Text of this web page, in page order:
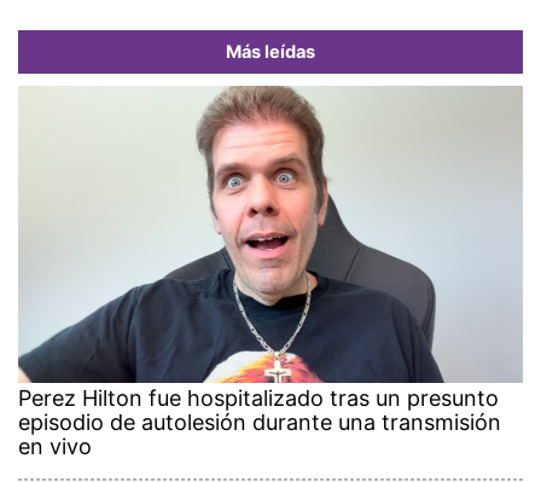
Más leídas
Perez Hilton fue hospitalizado tras un presunto
episodio de autolesión durante una transmisión
en vivo